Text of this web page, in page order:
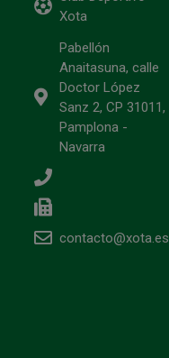
Xota
Pabellón
Anaitasuna, calle
Doctor López
Sanz 2, CP 31011,
Pamplona -
Navarra
contacto@xota.es